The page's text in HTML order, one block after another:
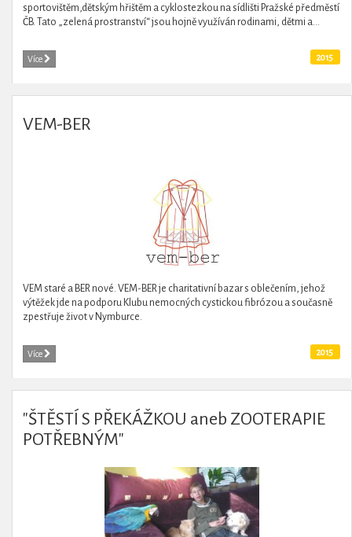
sportovištěm,dětským hřištěm a cyklostezkou na sídlišti Pražské předměstí
ČB. Tato „zelená prostranství“ jsou hojně využíván rodinami, dětmi a...
Více 2015
VEM-BER
VEM staré a BER nové. VEM-BER je charitativní bazar s oblečením, jehož
výtěžek jde na podporu Klubu nemocných cystickou fibrózou a současně
zpestřuje život v Nymburce.
Více 2015
"ŠTĚSTÍ S PŘEKÁŽKOU aneb ZOOTERAPIE
POTŘEBNÝM"